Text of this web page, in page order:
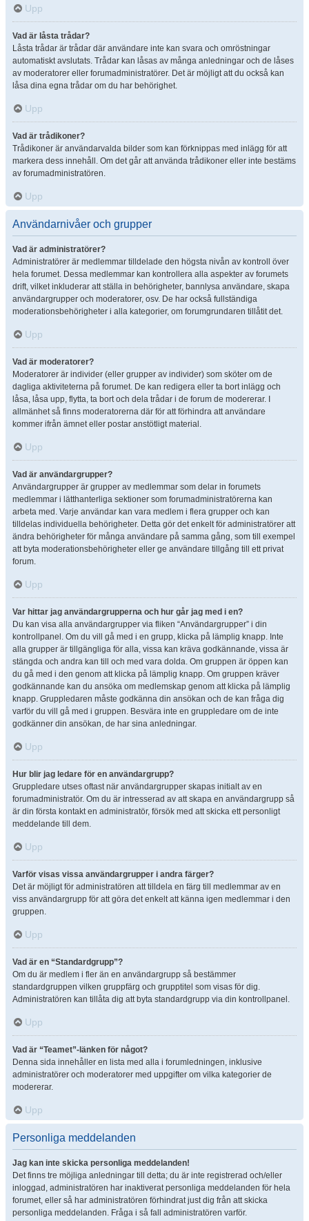
Upp
Vad är låsta trådar?
Låsta trådar är trådar där användare inte kan svara och omröstningar
automatiskt avslutats. Trådar kan låsas av många anledningar och de låses
av moderatorer eller forumadministratörer. Det är möjligt att du också kan
låsa dina egna trådar om du har behörighet.
Upp
Vad är trådikoner?
Trådikoner är användarvalda bilder som kan förknippas med inlägg för att
markera dess innehåll. Om det går att använda trådikoner eller inte bestäms
av forumadministratören.
Upp
Användarnivåer och grupper
Vad är administratörer?
Administratörer är medlemmar tilldelade den högsta nivån av kontroll över
hela forumet. Dessa medlemmar kan kontrollera alla aspekter av forumets
drift, vilket inkluderar att ställa in behörigheter, bannlysa användare, skapa
användargrupper och moderatorer, osv. De har också fullständiga
moderationsbehörigheter i alla kategorier, om forumgrundaren tillåtit det.
Upp
Vad är moderatorer?
Moderatorer är individer (eller grupper av individer) som sköter om de
dagliga aktiviteterna på forumet. De kan redigera eller ta bort inlägg och
låsa, låsa upp, flytta, ta bort och dela trådar i de forum de modererar. I
allmänhet så finns moderatorerna där för att förhindra att användare
kommer ifrån ämnet eller postar anstötligt material.
Upp
Vad är användargrupper?
Användargrupper är grupper av medlemmar som delar in forumets
medlemmar i lätthanterliga sektioner som forumadministratörerna kan
arbeta med. Varje användar kan vara medlem i flera grupper och kan
tilldelas individuella behörigheter. Detta gör det enkelt för administratörer att
ändra behörigheter för många användare på samma gång, som till exempel
att byta moderationsbehörigheter eller ge användare tillgång till ett privat
forum.
Upp
Var hittar jag användargrupperna och hur går jag med i en?
Du kan visa alla användargrupper via fliken “Användargrupper” i din
kontrollpanel. Om du vill gå med i en grupp, klicka på lämplig knapp. Inte
alla grupper är tillgängliga för alla, vissa kan kräva godkännande, vissa är
stängda och andra kan till och med vara dolda. Om gruppen är öppen kan
du gå med i den genom att klicka på lämplig knapp. Om gruppen kräver
godkännande kan du ansöka om medlemskap genom att klicka på lämplig
knapp. Gruppledaren måste godkänna din ansökan och de kan fråga dig
varför du vill gå med i gruppen. Besvära inte en gruppledare om de inte
godkänner din ansökan, de har sina anledningar.
Upp
Hur blir jag ledare för en användargrupp?
Gruppledare utses oftast när användargrupper skapas initialt av en
forumadministratör. Om du är intresserad av att skapa en användargrupp så
är din första kontakt en administratör, försök med att skicka ett personligt
meddelande till dem.
Upp
Varför visas vissa användargrupper i andra färger?
Det är möjligt för administratören att tilldela en färg till medlemmar av en
viss användargrupp för att göra det enkelt att känna igen medlemmar i den
gruppen.
Upp
Vad är en “Standardgrupp”?
Om du är medlem i fler än en användargrupp så bestämmer
standardgruppen vilken gruppfärg och grupptitel som visas för dig.
Administratören kan tillåta dig att byta standardgrupp via din kontrollpanel.
Upp
Vad är “Teamet”-länken för något?
Denna sida innehåller en lista med alla i forumledningen, inklusive
administratörer och moderatorer med uppgifter om vilka kategorier de
modererar.
Upp
Personliga meddelanden
Jag kan inte skicka personliga meddelanden!
Det finns tre möjliga anledningar till detta; du är inte registrerad och/eller
inloggad, administratören har inaktiverat personliga meddelanden för hela
forumet, eller så har administratören förhindrat just dig från att skicka
personliga meddelanden. Fråga i så fall administratören varför.